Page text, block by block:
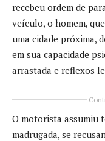
recebeu ordem de
veículo, o homem,
uma cidade próxima,
em sua capacidade
arrastada e reflexos
O motorista assumiu
madrugada, se